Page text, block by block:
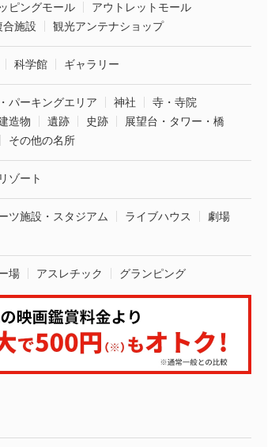
ピングモール
アウトレットモール
合施設 観光アンテナショップ
科学館 ギャラリー
パーキングエリア 神社
寺・寺院
造物 遺跡 史跡
展望台・タワー・橋
その他の名所
ゾート
ツ施設・スタジアム ライブハウス
劇場
場 アスレチック グランピング